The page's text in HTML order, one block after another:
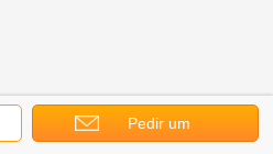
Pedir um